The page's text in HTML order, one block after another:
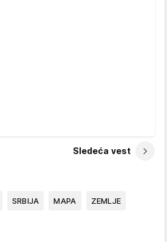
Sledeća vest
SRBIJA MAPA ZEMLJE